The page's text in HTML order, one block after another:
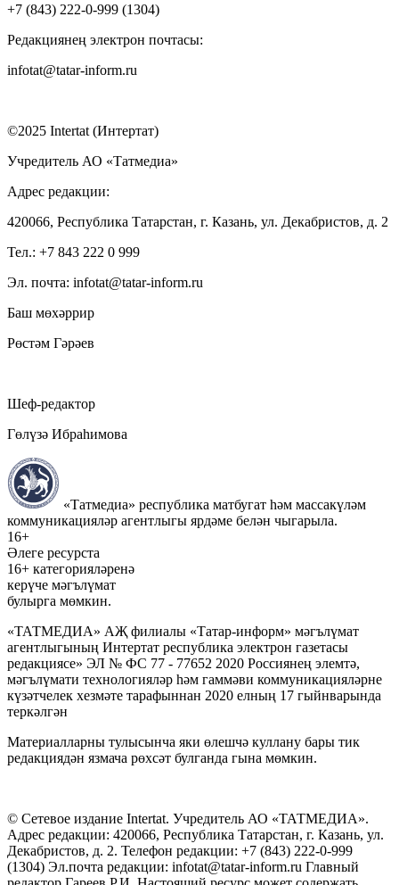
+7 (843) 222-0-999 (1304)
Редакциянең электрон почтасы:
infotat@tatar-inform.ru
©2025 Intertat (Интертат)
Учредитель АО «Татмедиа»
Адрес редакции:
420066, Республика Татарстан, г. Казань, ул. Декабристов, д. 2
Тел.: +7 843 222 0 999
Эл. почта: infotat@tatar-inform.ru
Баш мөхәррир
Рөстәм Гәрәев
Шеф-редактор
Гөлүзә Ибраһимова
«Татмедиа» республика матбугат һәм массакүләм
коммуникацияләр агентлыгы ярдәме белән чыгарыла.
16+
Әлеге ресурста
16+ категорияләренә
керүче мәгълүмат
булырга мөмкин.
«ТАТМЕДИА» АҖ филиалы «Татар-информ» мәгълүмат
агентлыгының Интертат республика электрон газетасы
редакциясе» ЭЛ № ФС 77 - 77652 2020 Россиянең элемтә,
мәгълүмати технологияләр һәм гаммәви коммуникацияләрне
күзәтчелек хезмәте тарафыннан 2020 елның 17 гыйнварында
теркәлгән
Материалларны тулысынча яки өлешчә куллану бары тик
редакциядән язмача рөхсәт булганда гына мөмкин.
© Сетевое издание Intertat. Учредитель АО «ТАТМЕДИА».
Адрес редакции: 420066, Республика Татарстан, г. Казань, ул.
Декабристов, д. 2. Телефон редакции: +7 (843) 222-0-999
(1304) Эл.почта редакции: infotat@tatar-inform.ru Главный